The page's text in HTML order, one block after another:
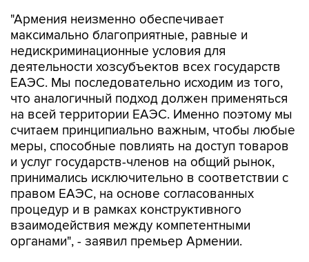
"Армения неизменно обеспечивает
максимально благоприятные, равные и
недискриминационные условия для
деятельности хозсубъектов всех государств
ЕАЭС. Мы последовательно исходим из того,
что аналогичный подход должен применяться
на всей территории ЕАЭС. Именно поэтому мы
считаем принципиально важным, чтобы любые
меры, способные повлиять на доступ товаров
и услуг государств-членов на общий рынок,
принимались исключительно в соответствии с
правом ЕАЭС, на основе согласованных
процедур и в рамках конструктивного
взаимодействия между компетентными
органами", - заявил премьер Армении.